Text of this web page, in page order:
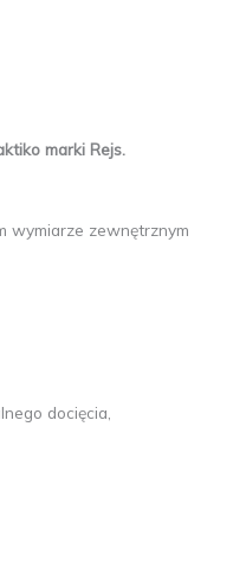
marki Rejs.
wymiarze zewnętrznym
docięcia,